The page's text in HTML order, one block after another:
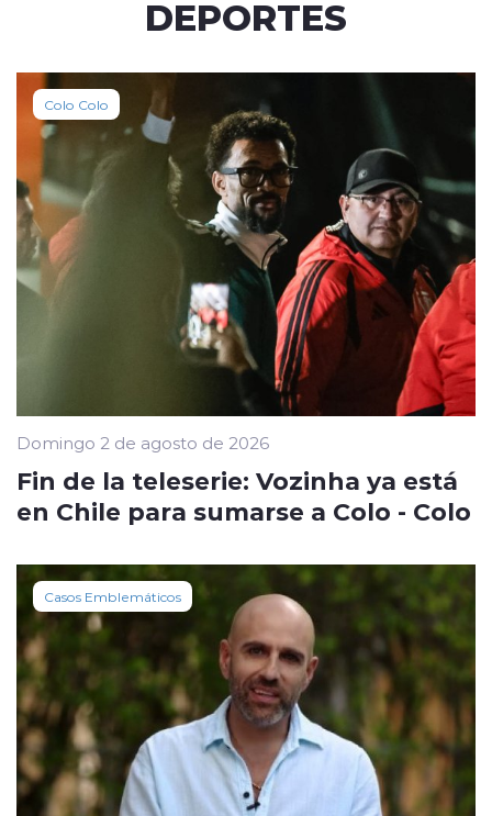
DEPORTES
Colo Colo
Domingo 2 de agosto de 2026
Fin de la teleserie: Vozinha ya está
en Chile para sumarse a Colo - Colo
Casos Emblemáticos